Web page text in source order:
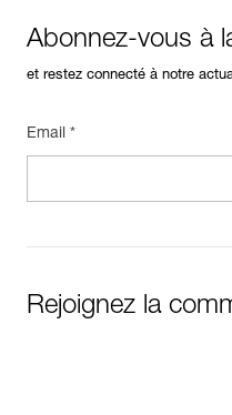
Abonnez-vous à
et restez connecté à notre
Email *
Rejoignez la